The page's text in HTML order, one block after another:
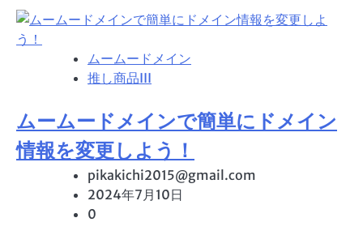
ムームードメイン
推し商品III
ムームードメインで簡単にドメイン
情報を変更しよう！
pikakichi2015@gmail.com
2024年7月10日
0